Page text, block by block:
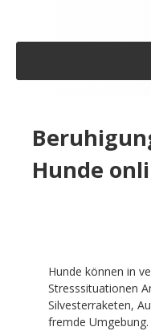
Hunde
Hunde können in
Stresssituationen
Silvesterraketen,
fremde